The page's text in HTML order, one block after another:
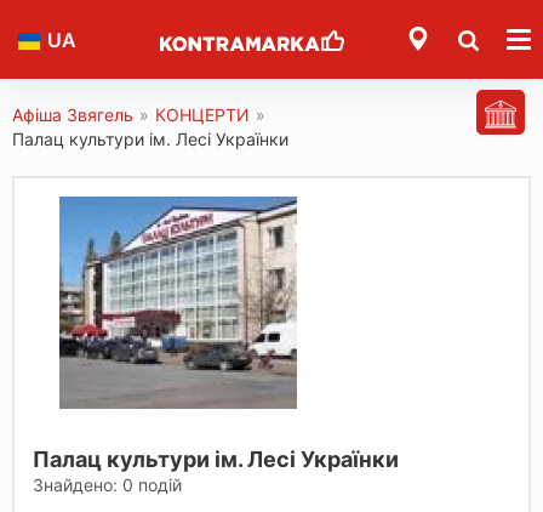
UA
Афіша Звягель » КОНЦЕРТИ »
Палац культури ім. Лесі Українки
Палац культури ім. Лесі Українки
Знайдено: 0 подій